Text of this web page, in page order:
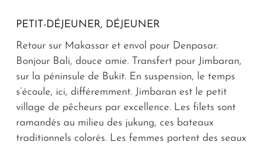
PETIT-DÉJEUNER, DÉJEUNER
Retour sur Makassar et envol pour Denpasar.
Bonjour Bali, douce amie. Transfert pour Jimbaran,
sur la péninsule de Bukit. En suspension, le temps
s’écoule, ici, différemment. Jimbaran est le petit
village de pêcheurs par excellence. Les filets sont
ramandés au milieu des jukung, ces bateaux
traditionnels colorés. Les femmes portent des seaux